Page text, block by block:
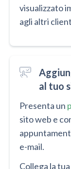
visualizzato
agli altri
al tuo
Presenta un
sito web e
e-mail.
Collega la